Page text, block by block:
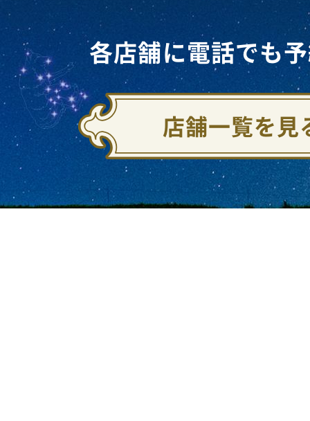
各店舗に電話でも
店舗一覧を見